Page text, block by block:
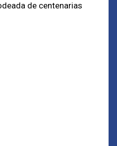
de centenarias